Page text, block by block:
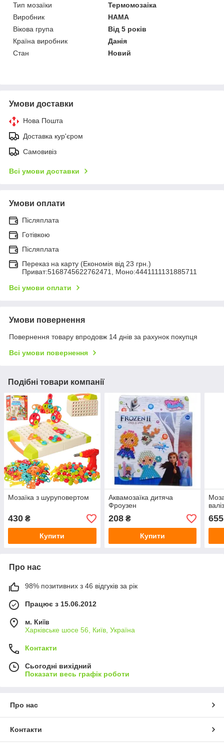
Тип мозаїки
Термомозаіка
Виробник
HAMA
Вікова група
Від 5 років
Країна виробник
Данія
Стан
Новий
Умови доставки
Нова Пошта
Доставка кур'єром
Самовивіз
Всі умови доставки
Умови оплати
Післяплата
Готівкою
Післяплата
Переказ на карту (Економія від 23 грн.)
Приват:5168745622762471, Моно:4441111131885711
Всі умови оплати
Умови повернення
Повернення товару впродовж 14 днів за рахунок покупця
Всі умови повернення
Подібні товари компанії
Мозаїка з шуруповертом
430 ₴
Купити
Аквамозаїка дитяча
Фроузен
208₴
Купити
655
Про нас
98% позитивних з 46 відгуків за рік
Працює з 15.06.2012
м. Київ
Харківське шосе 56, Київ, Україна
Контакти
Сьогодні вихідний
Показати весь графік роботи
Про нас
Контакти